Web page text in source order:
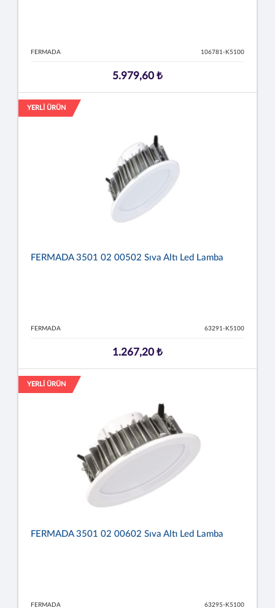
FERMADA 106781-K5100
5.979,60 ₺
YERLİ ÜRÜN
FERMADA 3501 02 00502 Sıva Altı Led Lamba
FERMADA 63291-K5100
1.267,20 ₺
YERLİ ÜRÜN
FERMADA 3501 02 00602 Sıva Altı Led Lamba
FERMADA 63295-K5100